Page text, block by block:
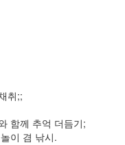
취;;
함께 추억 더듬기;
이 겸 낚시.